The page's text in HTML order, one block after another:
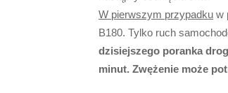
W pierwszym przypadku w
B180. Tylko ruch
dzisiejszego poranka
minut. Zwężenie może